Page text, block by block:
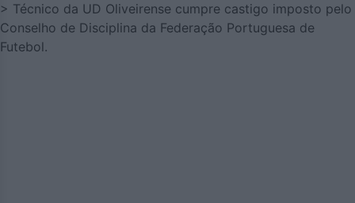
> Técnico da UD Oliveirense cumpre castigo imposto pelo
Conselho de Disciplina da Federação Portuguesa de
Futebol.